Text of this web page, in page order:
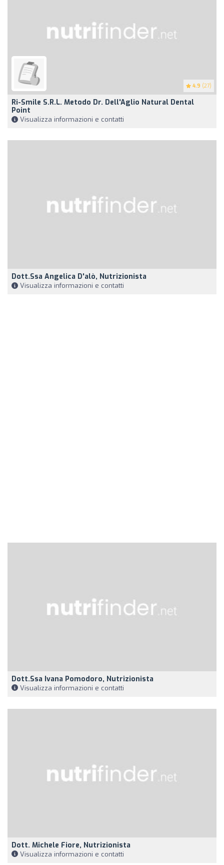
4.9 (27)
Ri-Smile S.r.L. Metodo Dr. Dell'Aglio Natural Dental
Point
Visualizza informazioni e contatti
Dott.ssa Angelica D'alò, Nutrizionista
Visualizza informazioni e contatti
Dott.ssa Ivana Pomodoro, Nutrizionista
Visualizza informazioni e contatti
Dott. Michele Fiore, Nutrizionista
Visualizza informazioni e contatti